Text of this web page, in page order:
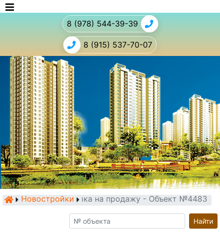
8 (978) 544-39-39
8 (915) 537-70-07
Новостройки
Новостройка на продажу - Объект №4483
Найти